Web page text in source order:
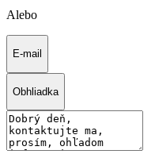
Alebo
E-mail
Obhliadka